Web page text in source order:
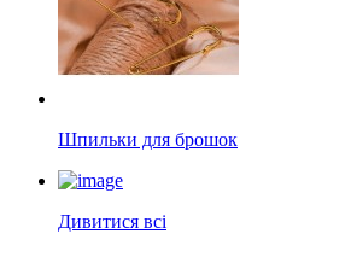
Шпильки для брошок
Дивитися всі